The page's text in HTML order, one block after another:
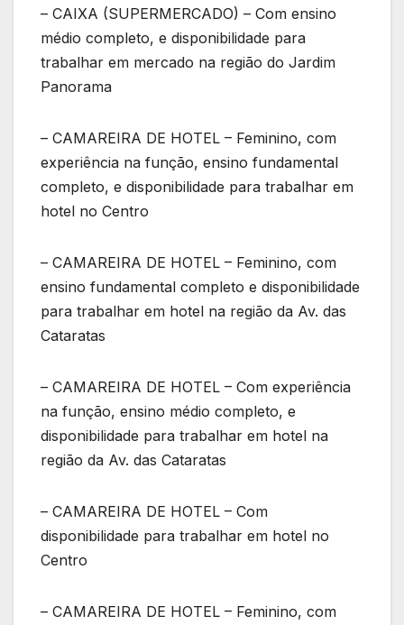
– CAIXA (SUPERMERCADO) – Com ensino
médio completo, e disponibilidade para
trabalhar em mercado na região do Jardim
Panorama
– CAMAREIRA DE HOTEL – Feminino, com
experiência na função, ensino fundamental
completo, e disponibilidade para trabalhar em
hotel no Centro
– CAMAREIRA DE HOTEL – Feminino, com
ensino fundamental completo e disponibilidade
para trabalhar em hotel na região da Av. das
Cataratas
– CAMAREIRA DE HOTEL – Com experiência
na função, ensino médio completo, e
disponibilidade para trabalhar em hotel na
região da Av. das Cataratas
– CAMAREIRA DE HOTEL – Com
disponibilidade para trabalhar em hotel no
Centro
– CAMAREIRA DE HOTEL – Feminino, com